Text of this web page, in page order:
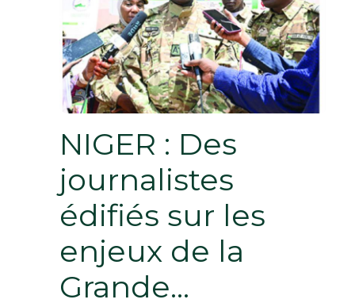
NIGER : Des
journalistes
édifiés sur les
enjeux de la
Grande…